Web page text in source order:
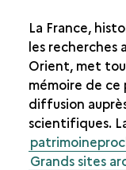
La France,
les recherches
Orient, met
mémoire de ce
diffusion
scientifiques.
Grands sites